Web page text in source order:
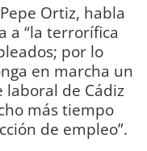
Ortiz, habla
a “la terrorífica
por lo
en marcha un
de Cádiz
más tiempo
de empleo”.